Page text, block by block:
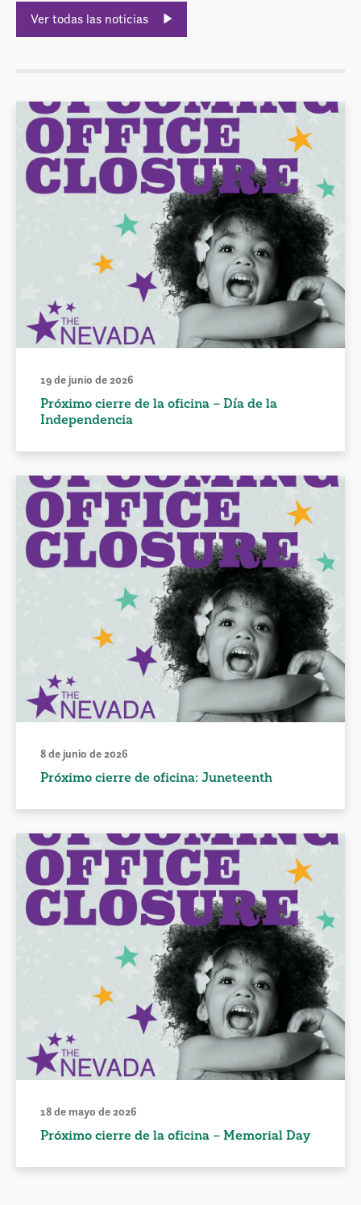
Ver todas las noticias
19 de junio de 2026
Próximo cierre de la oficina – Día de la
Independencia
8 de junio de 2026
Próximo cierre de oficina: Juneteenth
18 de mayo de 2026
Próximo cierre de la oficina – Memorial Day